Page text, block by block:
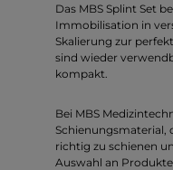
Das MBS Splint Set
Immobilisation in
Skalierung zur
sind wieder
kompakt.
Bei MBS
Schienungsmaterial,
richtig zu schienen
Auswahl an